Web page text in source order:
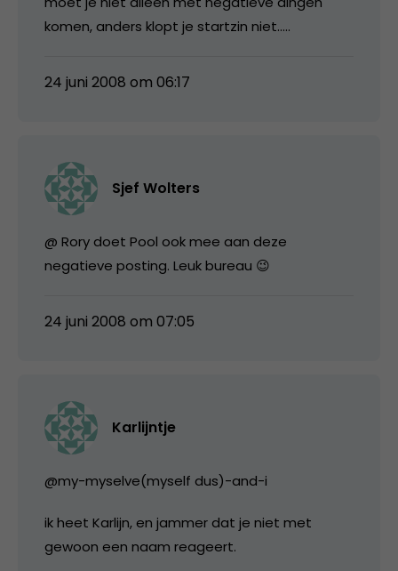
komen, anders klopt je startzin niet…..
24 juni 2008 om 06:17
Sjef Wolters
@ Rory doet Pool ook mee aan deze
negatieve posting. Leuk bureau 😉
24 juni 2008 om 07:05
Karlijntje
@my-myselve(myself dus)-and-i
ik heet Karlijn, en jammer dat je niet met
gewoon een naam reageert.